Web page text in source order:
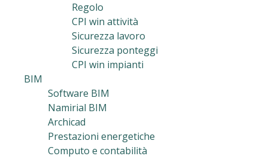
Regolo
CPI win attività
Sicurezza lavoro
Sicurezza ponteggi
CPI win impianti
BIM
Software BIM
Namirial BIM
Archicad
Prestazioni energetiche
Computo e contabilità